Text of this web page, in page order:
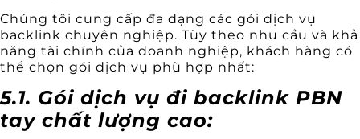
Chúng tôi cung cấp đa dạng các gói dịch vụ
backlink chuyên nghiệp. Tùy theo nhu cầu và khả
năng tài chính của doanh nghiệp, khách hàng có
thể chọn gói dịch vụ phù hợp nhất:
5.1. Gói dịch vụ đi backlink PBN
tay chất lượng cao: